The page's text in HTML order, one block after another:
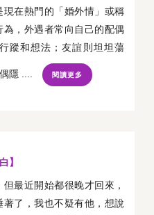
在熱門的「婚外情」或稱
為，外遇者常向自己的配偶
蹤和想法；友誼則坦坦蕩
隱 .... 閱讀更多
】
最近開始都很晚才回來，
了，我也不疑有他，想說